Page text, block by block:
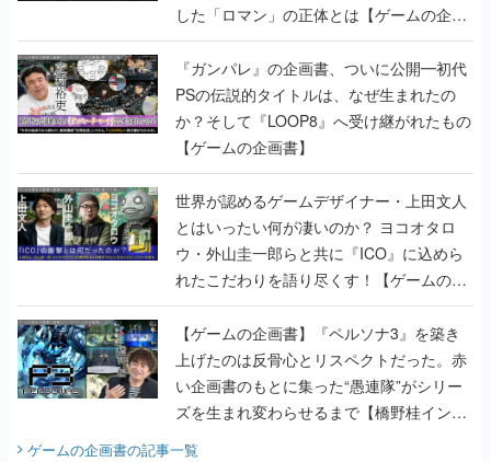
した「ロマン」の正体とは【ゲームの企画
書】
『ガンパレ』の企画書、ついに公開━初代
PSの伝説的タイトルは、なぜ生まれたの
か？そして『LOOP8』へ受け継がれたもの
【ゲームの企画書】
世界が認めるゲームデザイナー・上田文人
とはいったい何が凄いのか？ ヨコオタロ
ウ・外山圭一郎らと共に『ICO』に込めら
れたこだわりを語り尽くす！【ゲームの企
画書】
【ゲームの企画書】『ペルソナ3』を築き
上げたのは反骨心とリスペクトだった。赤
い企画書のもとに集った“愚連隊”がシリー
ズを生まれ変わらせるまで【橋野桂インタ
ゲームの企画書の記事一覧